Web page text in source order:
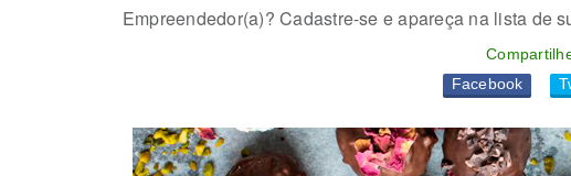
Empreendedor(a)? Cadastre-se e apareça na lista de
Facebook